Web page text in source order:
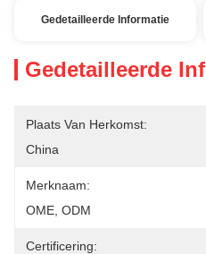
Gedetailleerde Informatie
Gedetailleerde
Plaats Van Herkomst:
China
Merknaam:
OME, ODM
Certificering: